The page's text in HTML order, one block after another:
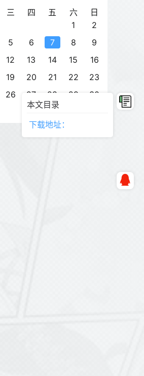
本文目录
下载地址：
三 四 五 六
日
1
2
5 6 7 8
9
12 13 14 15
16
19 20 21 22
23
26 27 28 29
30